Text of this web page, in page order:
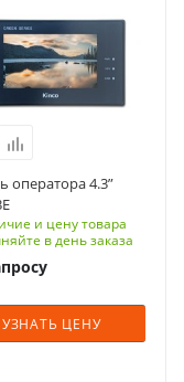
оператора 4.3”
и цену товара
в день заказа
УЗНАТЬ ЦЕНУ